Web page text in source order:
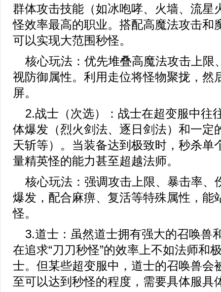
群体攻击技能（如冰咆哮、火墙、流星
怪效率最高的职业。搭配高魔法攻击和
可以实现大范围秒怪。
核心玩法：优先堆叠高魔法攻击上限
视防御属性。利用走位将怪物聚拢，然
屏。
2.战士（次选）：战士在超变服中往
体爆发（烈火剑法、逐日剑法）和一定
天斩等）。当装备达到极致时，秒杀单
量精英怪的能力甚至超越法师。
核心玩法：强调攻击上限、暴击率、
爆发，配合麻痹、复活等特殊属性，能
怪。
3.道士：虽然道士拥有强大的召唤兽
在追求“刀刀秒怪”的效率上不如法师和
士。但某些超变服中，道士的召唤兽会
至可以达到秒怪的程度，需要具体服具